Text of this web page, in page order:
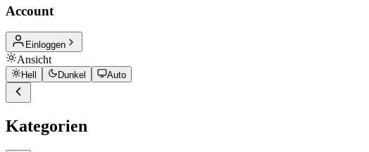
Account
Einloggen
Ansicht
Hell Dunkel Auto
Kategorien